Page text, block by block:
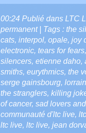
00:24 Publié dans LTC
permanent| Tags : the
cats, interpol, opale, joy
electronic, tears for fears
silencers, etienne daho,
smiths, eurythmics, the
serge gainsbourg,
the stranglers, killing
of cancer, sad lovers
communauté d'ltc live,
ltc live, ltc live, jean